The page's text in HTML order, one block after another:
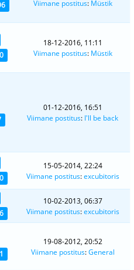
Viimane postitus: Müstik
18-12-2016, 11:11
Viimane postitus: Müstik
01-12-2016, 16:51
Viimane postitus: I'll be back
15-05-2014, 22:24
Viimane postitus:excubitoris
10-02-2013, 06:37
Viimane postitus:excubitoris
19-08-2012, 20:52
Viimane postitus:General